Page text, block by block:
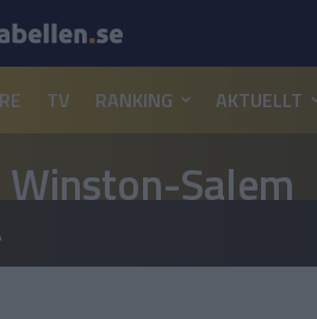
TV RANKING AKTUELLT
Winston-Salem